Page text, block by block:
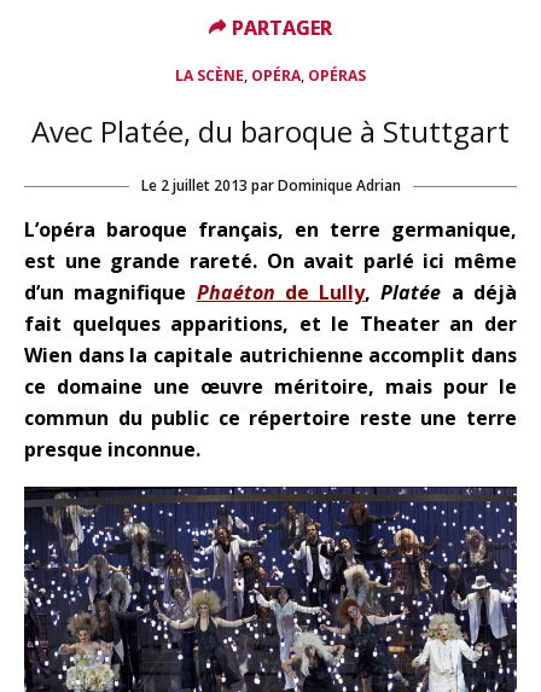
LA SCÈNE, OPÉRA, OPÉRAS
Avec Platée, du baroque à Stuttgart
Le 2 juillet 2013 par Dominique Adrian
L’opéra baroque français, en terre germanique,
est une grande rareté. On avait parlé ici même
d’un magnifique Phaéton de Lully,Platée a déjà
fait quelques apparitions, et le Theater an der
Wien dans la capitale autrichienne accomplit dans
ce domaine une œuvre méritoire, mais pour le
commun du public ce répertoire reste une terre
presque inconnue.
PARTAGER
PARTAGER